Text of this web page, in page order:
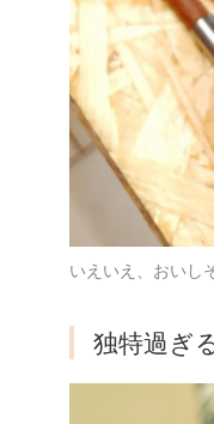
いえいえ、おいし
独特過ぎ